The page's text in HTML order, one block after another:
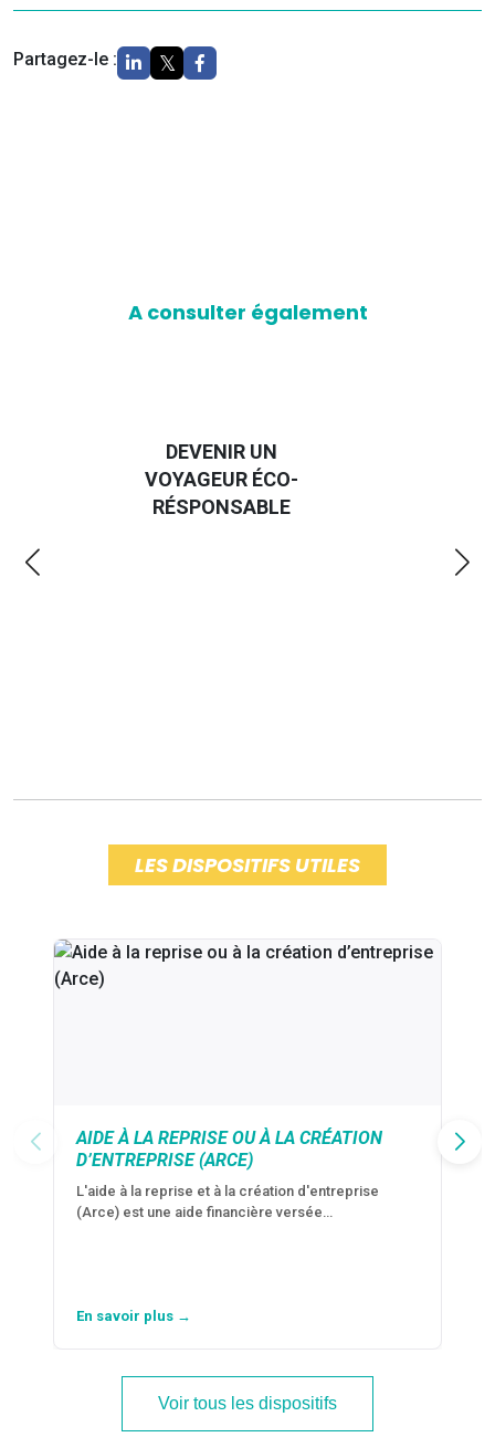
Partagez-le :
A consulter également
GUIDE DES
EMMERDES 2025
LES DISPOSITIFS UTILES
AIDE À LA REPRISE OU À LA CRÉATION
D’ENTREPRISE (ARCE)
L'aide à la reprise et à la création d'entreprise
(Arce) est une aide financière versée…
En savoir plus →
Voir tous les dispositifs